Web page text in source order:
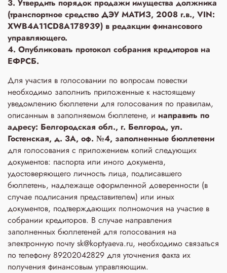
3. Утвердить порядок продажи имущества должника
(транспортное средство ДЭУ МАТИЗ, 2008 г.в., VIN:
XWB4A11CD8A178939) в редакции финансового
управляющего.
4. Опубликовать протокол собрания кредиторов на
ЕФРСБ.
Для участия в голосовании по вопросам повестки
необходимо заполнить приложенные к настоящему
уведомлению бюллетени для голосования по правилам,
описанным в заполняемом бюллетене, и направить по
адресу: Белгородская обл., г. Белгород, ул.
Гостенская, д. 3A, оф. №4, заполненные бюллетени
для голосования с приложением копий следующих
документов: паспорта или иного документа,
удостоверяющего личность лица, подписавшего
бюллетень, надлежаще оформленной доверенности (в
случае подписания представителем) или иных
документов, подтверждающих полномочия на участие в
собрании кредиторов. В случае направления
заполненных бюллетеней для голосования на
электронную почту sk@koptyaeva.ru, необходимо связаться
по телефону 89202042829 для уточнения факта их
получения финансовым управляющим.